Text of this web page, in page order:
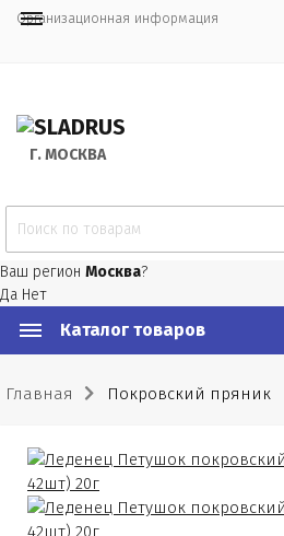
Организационная информация
Г. МОСКВА
Ваш регион Москва?
Да Нет
Каталог товаров
Главная Покровский пряник